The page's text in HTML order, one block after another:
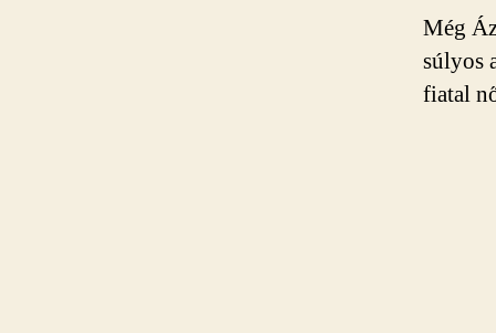
Még
súlyos
fiatal